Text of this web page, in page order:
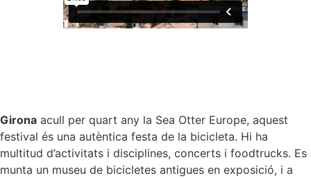
Girona acull per quart any la Sea Otter Europe, aquest
festival és una autèntica festa de la bicicleta. Hi ha
multitud d’activitats i disciplines, concerts i foodtrucks. Es
munta un museu de bicicletes antigues en exposició, i a